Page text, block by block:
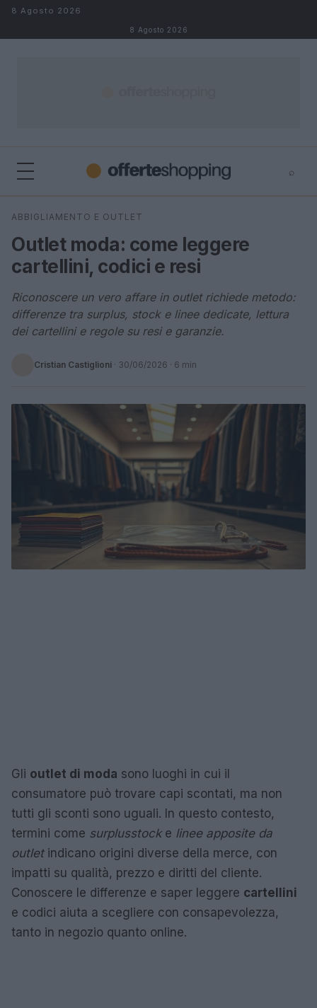
Salta al contenuto
8 Agosto 2026
8 Agosto 2026
⌕
Cerca
ABBIGLIAMENTO E OUTLET
Outlet moda: come leggere
cartellini, codici e resi
Riconoscere un vero affare in outlet richiede metodo:
differenze tra surplus, stock e linee dedicate, lettura
dei cartellini e regole su resi e garanzie.
Cristian Castiglioni · 30/06/2026 · 6 min
Gli outlet di moda sono luoghi in cui il
consumatore può trovare capi scontati, ma non
tutti gli sconti sono uguali. In questo contesto,
termini come surplusstocke linee apposite da
outletindicano origini diverse della merce, con
impatti su qualità, prezzo e diritti del cliente.
Conoscere le differenze e saper leggere cartellini
e codici aiuta a scegliere con consapevolezza,
tanto in negozio quanto online.